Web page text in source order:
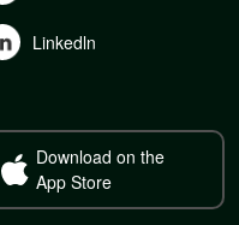
Linkedln
Download on the
App Store